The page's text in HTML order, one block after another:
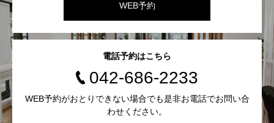
WEB予約
電話予約はこちら
042-686-2233
WEB予約がおとりできない場合でも是非お電話でお問い合
わせください。